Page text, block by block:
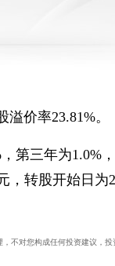
价率23.81%。
第三年为1.0%
，转股开始日为
，不对您构成任何投资建议，投